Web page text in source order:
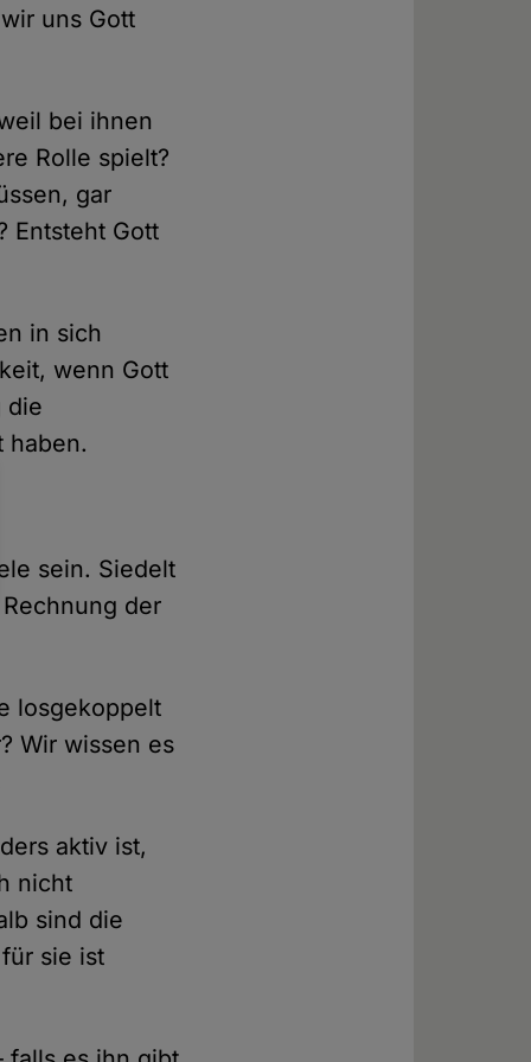
uns Gott
bei ihnen
Rolle spielt?
gar
Entsteht Gott
in sich
wenn Gott
die
haben.
sein. Siedelt
der
losgekoppelt
Wir wissen es
aktiv ist,
nicht
sind die
sie ist